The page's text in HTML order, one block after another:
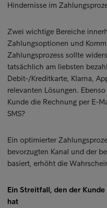
Hindernisse im
Zwei wichtige Bereiche
Zahlungsoptionen und
Zahlungsprozess sollte
tatsächlich am liebsten
Debit-/Kreditkarte, Klarna,
relevanten Lösungen.
Kunde die Rechnung per E-
SMS?
Ein optimierter
bevorzugten Kanal und der
basiert, erhöht die
Ein Streitfall, den der
hat